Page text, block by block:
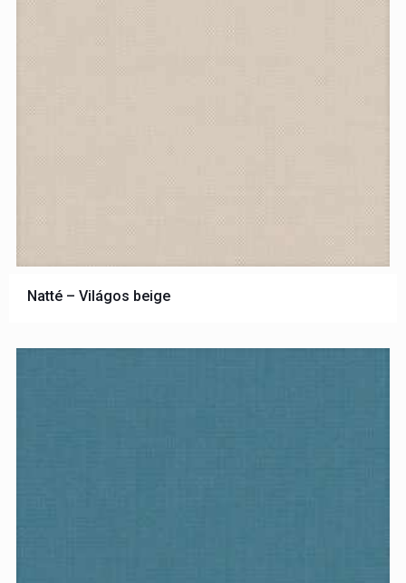
Natté – Világos beige